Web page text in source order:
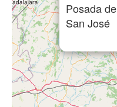
Posada de
San José